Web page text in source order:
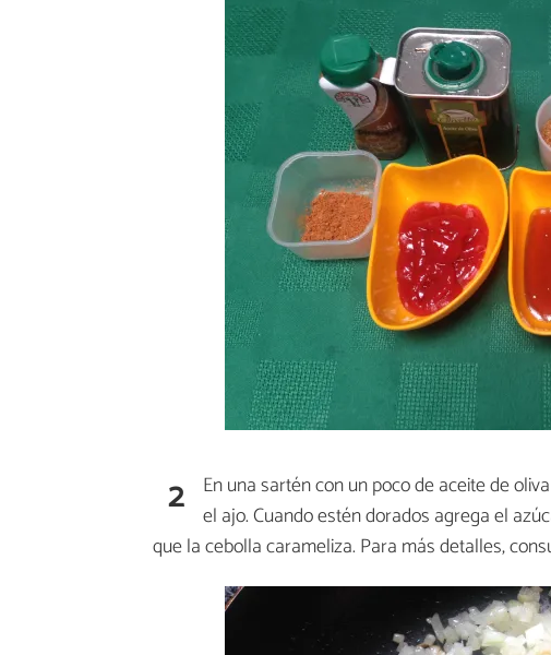
2 En una sartén con un poco de aceite de oliva
el ajo. Cuando estén dorados agrega el
que la cebolla carameliza. Para más detalles,